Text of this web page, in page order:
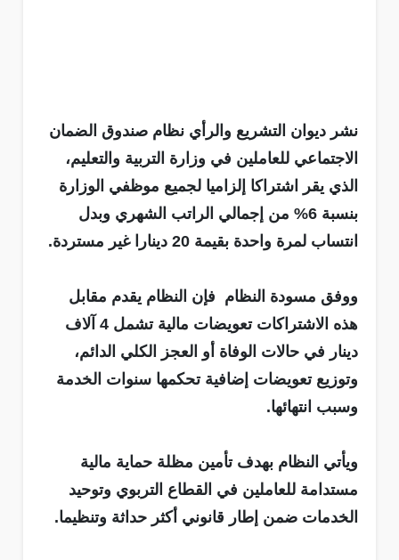
نشر ديوان التشريع والرأي نظام صندوق الضمان
الاجتماعي للعاملين في وزارة التربية والتعليم،
الذي يقر اشتراكا إلزاميا لجميع موظفي الوزارة
بنسبة 6% من إجمالي الراتب الشهري وبدل
انتساب لمرة واحدة بقيمة 20 دينارا غير مستردة.
ووفق مسودة النظام فإن النظام يقدم مقابل
هذه الاشتراكات تعويضات مالية تشمل 4 آلاف
دينار في حالات الوفاة أو العجز الكلي الدائم،
وتوزيع تعويضات إضافية تحكمها سنوات الخدمة
وسبب انتهائها.
ويأتي النظام بهدف تأمين مظلة حماية مالية
مستدامة للعاملين في القطاع التربوي وتوحيد
الخدمات ضمن إطار قانوني أكثر حداثة وتنظيما.